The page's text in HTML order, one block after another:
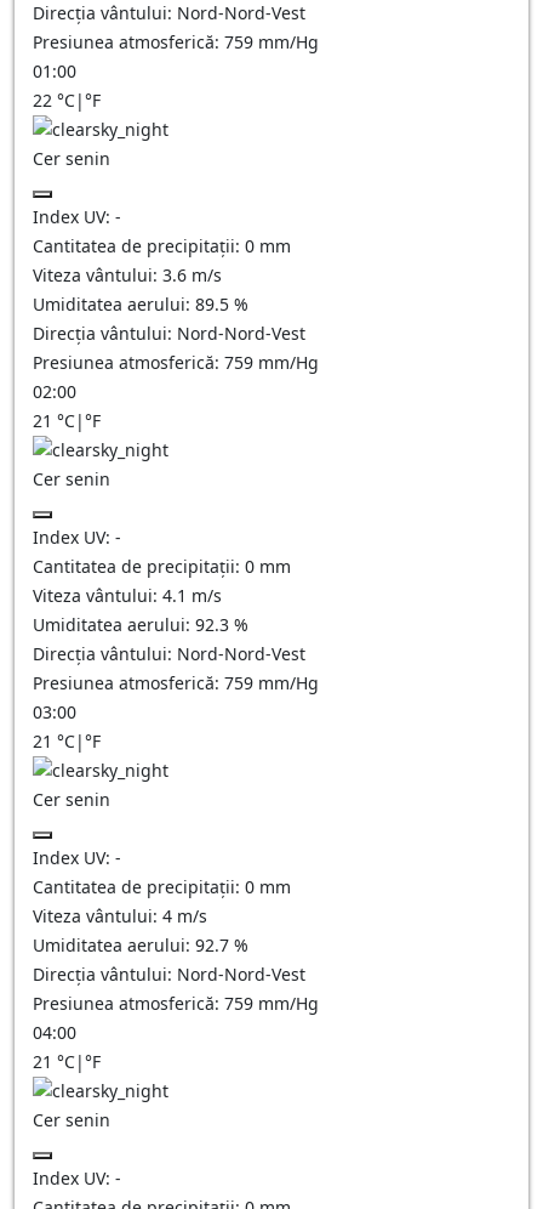
Direcția vântului: Nord-Nord-Vest
Presiunea atmosferică: 759 mm/Hg
01:00
22 °C|°F
Cer senin
Index UV: -
Cantitatea de precipitații: 0 mm
Viteza vântului: 3.6 m/s
Umiditatea aerului: 89.5 %
Direcția vântului: Nord-Nord-Vest
Presiunea atmosferică: 759 mm/Hg
02:00
21 °C|°F
Cer senin
Index UV: -
Cantitatea de precipitații: 0 mm
Viteza vântului: 4.1 m/s
Umiditatea aerului: 92.3 %
Direcția vântului: Nord-Nord-Vest
Presiunea atmosferică: 759 mm/Hg
03:00
21 °C|°F
Cer senin
Index UV: -
Cantitatea de precipitații: 0 mm
Viteza vântului: 4 m/s
Umiditatea aerului: 92.7 %
Direcția vântului: Nord-Nord-Vest
Presiunea atmosferică: 759 mm/Hg
04:00
21 °C|°F
Cer senin
Index UV: -